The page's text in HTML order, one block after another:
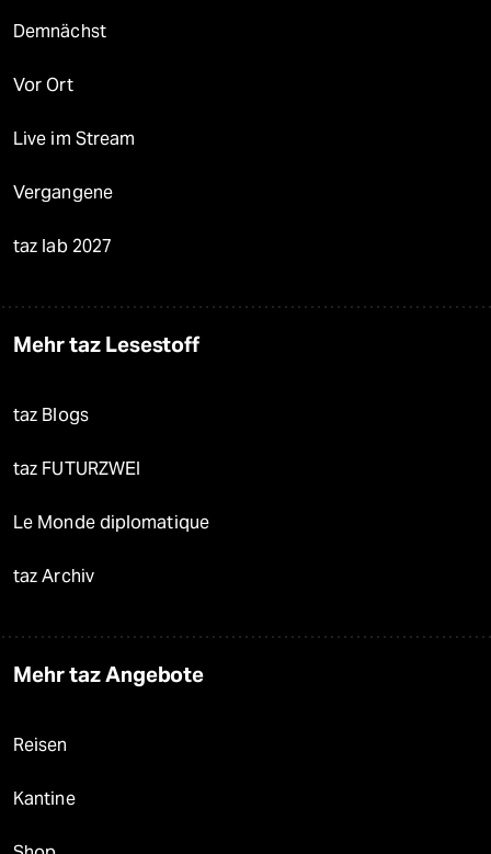
Demnächst
Vor Ort
Live im Stream
Vergangene
taz lab 2027
Mehr taz Lesestoff
taz Blogs
taz FUTURZWEI
Le Monde diplomatique
taz Archiv
Mehr taz Angebote
Reisen
Kantine